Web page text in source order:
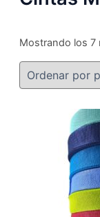
Mostrando los 7